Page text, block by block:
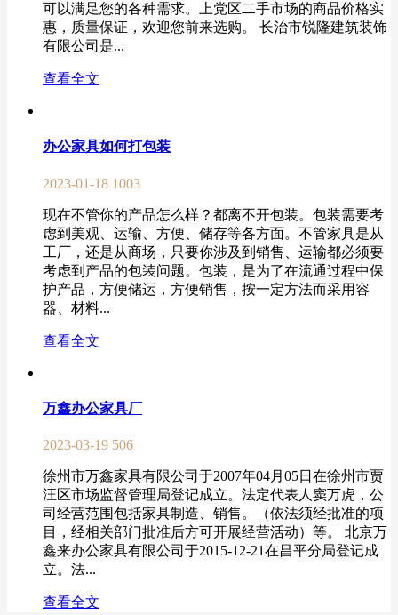
可以满足您的各种需求。上党区二手市场的商品价格实
惠，质量保证，欢迎您前来选购。 长治市锐隆建筑装饰
有限公司是...
查看全文
办公家具如何打包装
2023-01-18 1003
现在不管你的产品怎么样？都离不开包装。包装需要考
虑到美观、运输、方便、储存等各方面。不管家具是从
工厂，还是从商场，只要你涉及到销售、运输都必须要
考虑到产品的包装问题。包装，是为了在流通过程中保
护产品，方便储运，方便销售，按一定方法而采用容
器、材料...
查看全文
万鑫办公家具厂
2023-03-19 506
徐州市万鑫家具有限公司于2007年04月05日在徐州市贾
汪区市场监督管理局登记成立。法定代表人窦万虎，公
司经营范围包括家具制造、销售。（依法须经批准的项
目，经相关部门批准后方可开展经营活动）等。 北京万
鑫来办公家具有限公司于2015-12-21在昌平分局登记成
立。法...
查看全文